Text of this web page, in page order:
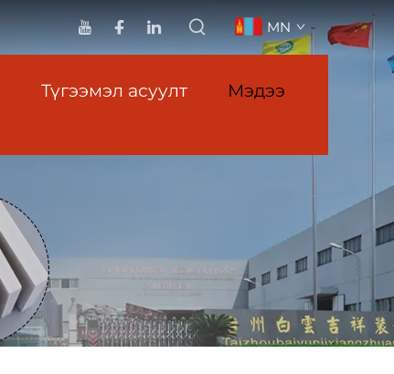
MN
Түгээмэл асуулт
Мэдээ